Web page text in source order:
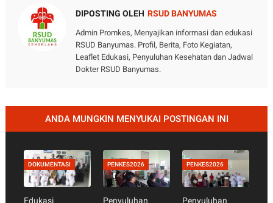
DIPOSTING OLEH RSUD BANYUMAS
Admin Promkes, Menyajikan informasi dan edukasi
RSUD Banyumas. Profil, Berita, Foto Kegiatan,
Leaflet Edukasi, Penyuluhan Kesehatan dan Jadwal
Dokter RSUD Banyumas.
ANDA MUNGKIN MENYUKAI POSTINGAN INI
DOKUMENTASI
Edukasi
PENKES2026
Penyuluhan
PENKES2026
Penyuluhan